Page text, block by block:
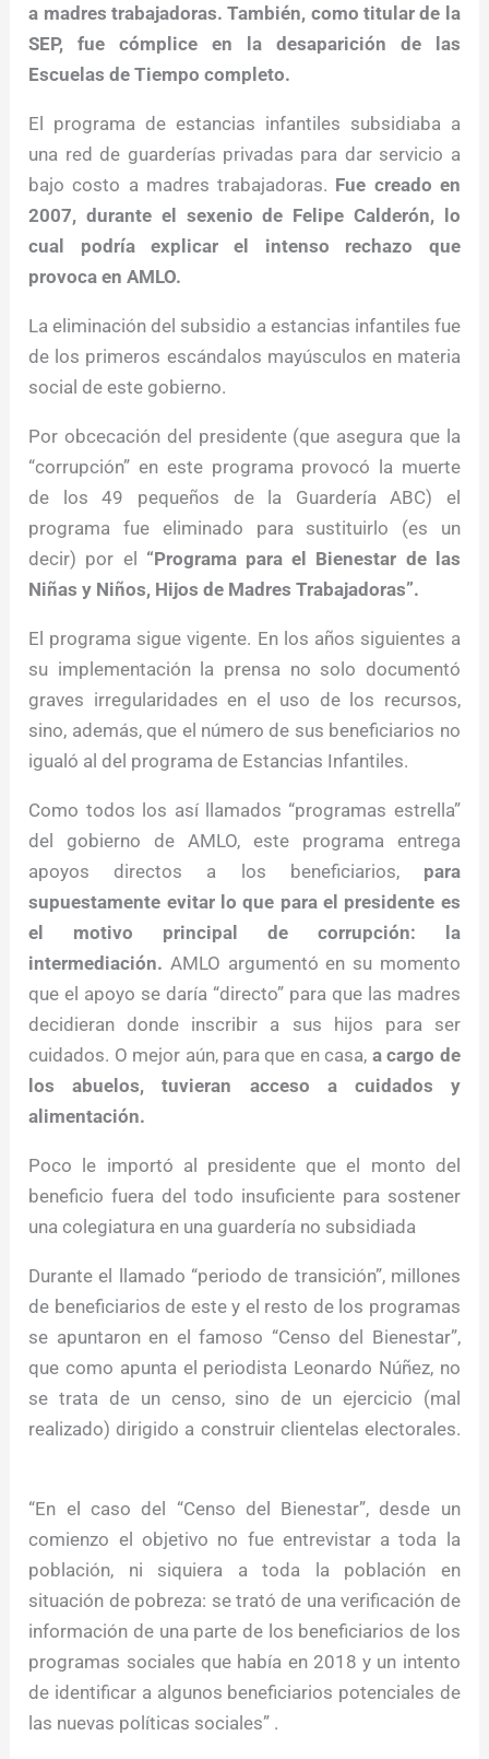
a madres trabajadoras. También, como titular de la
SEP, fue cómplice en la desaparición de las
Escuelas de Tiempo completo.
El programa de estancias infantiles subsidiaba a
una red de guarderías privadas para dar servicio a
bajo costo a madres trabajadoras. Fue creado en
2007, durante el sexenio de Felipe Calderón, lo
cual podría explicar el intenso rechazo que
provoca en AMLO.
La eliminación del subsidio a estancias infantiles fue
de los primeros escándalos mayúsculos en materia
social de este gobierno.
Por obcecación del presidente (que asegura que la
“corrupción” en este programa provocó la muerte
de los 49 pequeños de la Guardería ABC) el
programa fue eliminado para sustituirlo (es un
decir) por el “Programa para el Bienestar de las
Niñas y Niños, Hijos de Madres Trabajadoras”.
El programa sigue vigente. En los años siguientes a
su implementación la prensa no solo documentó
graves irregularidades en el uso de los recursos,
sino, además, que el número de sus beneficiarios no
igualó al del programa de Estancias Infantiles.
Como todos los así llamados “programas estrella”
del gobierno de AMLO, este programa entrega
apoyos directos a los beneficiarios, para
supuestamente evitar lo que para el presidente es
el motivo principal de corrupción: la
intermediación. AMLO argumentó en su momento
que el apoyo se daría “directo” para que las madres
decidieran donde inscribir a sus hijos para ser
cuidados. O mejor aún, para que en casa, a cargo de
los abuelos, tuvieran acceso a cuidados y
alimentación.
Poco le importó al presidente que el monto del
beneficio fuera del todo insuficiente para sostener
una colegiatura en una guardería no subsidiada
Durante el llamado “periodo de transición”, millones
de beneficiarios de este y el resto de los programas
se apuntaron en el famoso “Censo del Bienestar”,
que como apunta el periodista Leonardo Núñez, no
se trata de un censo, sino de un ejercicio (mal
realizado) dirigido a construir clientelas electorales.
“En el caso del “Censo del Bienestar”, desde un
comienzo el objetivo no fue entrevistar a toda la
población, ni siquiera a toda la población en
situación de pobreza: se trató de una verificación de
información de una parte de los beneficiarios de los
programas sociales que había en 2018 y un intento
de identificar a algunos beneficiarios potenciales de
las nuevas políticas sociales” .